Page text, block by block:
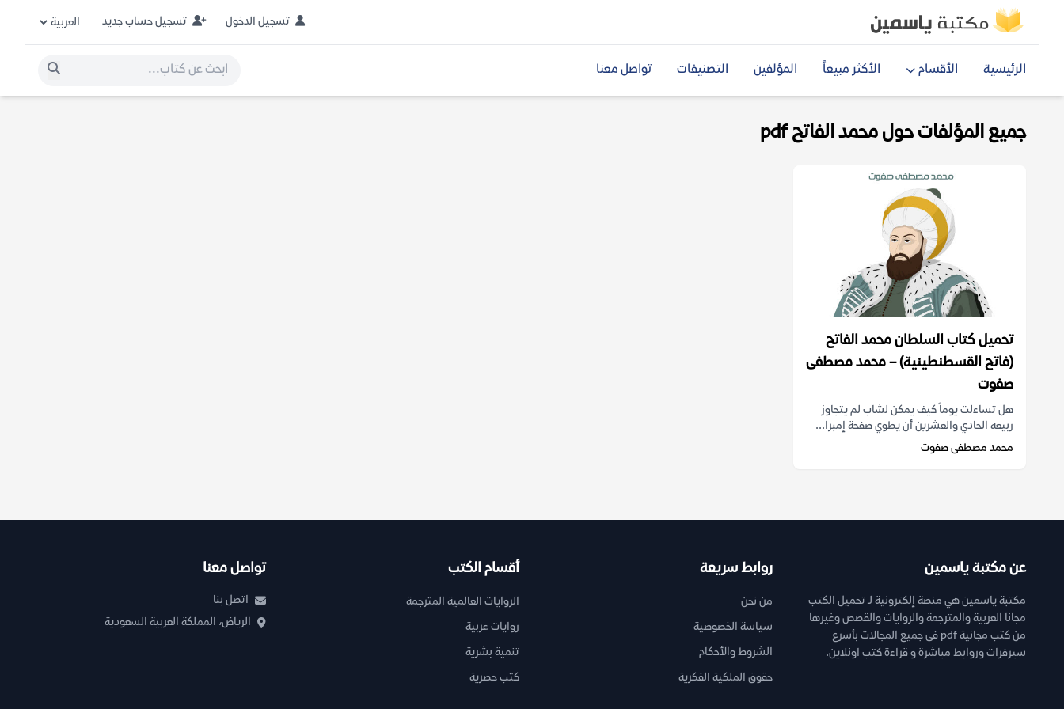
تسجيل الدخول تسجيل حساب جديد
الرئيسية الأقسام الأكثر مبيعاً المؤلفين التصنيفات تواصل معنا
جميع المؤلفات حول محمد الفاتح pdf
تحميل كتاب السلطان محمد الفاتح
(فاتح القسطنطينية) – محمد مصطفى
صفوت
هل تساءلت يوماً كيف يمكن لشاب لم يتجاوز
ربيعه الحادي والعشرين أن يطوي صفحة إمبرا...
محمد مصطفى صفوت
عن مكتبة ياسمين
مكتبة ياسمين هي منصة إلكترونية لـ تحميل الكتب
مجانا العربية والمترجمة والروايات والقصص وغيرها
من كتب مجانية pdf فى جميع المجالات بأسرع
سيرفرات وروابط مباشرة و قراءة كتب اونلاين.
روابط سريعة
من نحن
سياسة الخصوصية
الشروط والأحكام
حقوق الملكية الفكرية
أقسام الكتب
الروايات العالمية المترجمة
روايات عربية
تنمية بشرية
كتب حصرية
تواصل معنا
اتصل بنا
الرياض، المملكة العربية السعودية